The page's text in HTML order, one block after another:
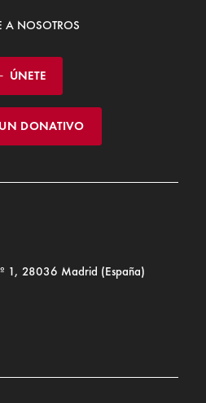
A NOSOTROS
ÚNETE
DONATIVO
1, 28036 Madrid (España)